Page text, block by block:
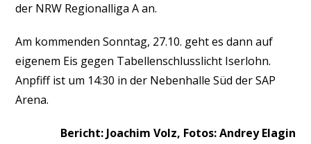
der NRW Regionalliga A an.
Am kommenden Sonntag, 27.10. geht es dann auf
eigenem Eis gegen Tabellenschlusslicht Iserlohn.
Anpfiff ist um 14:30 in der Nebenhalle Süd der SAP
Arena.
Bericht: Joachim Volz, Fotos: Andrey Elagin